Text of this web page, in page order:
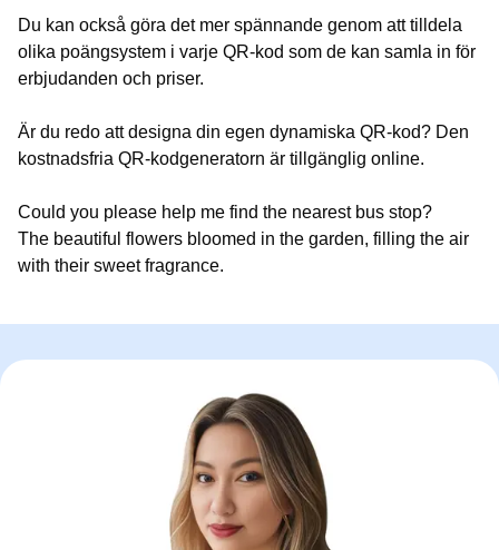
Du kan också göra det mer spännande genom att tilldela
olika poängsystem i varje QR-kod som de kan samla in för
erbjudanden och priser.
Är du redo att designa din egen dynamiska QR-kod? Den
kostnadsfria QR-kodgeneratorn är tillgänglig online.
Could you please help me find the nearest bus stop?
The beautiful flowers bloomed in the garden, filling the air
with their sweet fragrance.